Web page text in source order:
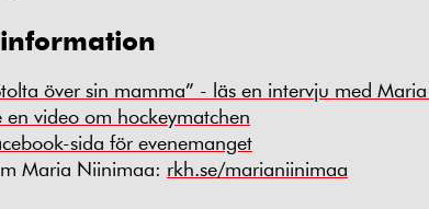
över sin mamma” - läs en intervju med
en video om hockeymatchen
sida för evenemanget
Maria Niinimaa: rkh.se/marianiinimaa